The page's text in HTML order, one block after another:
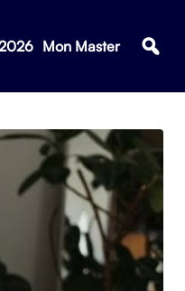
Mon Master